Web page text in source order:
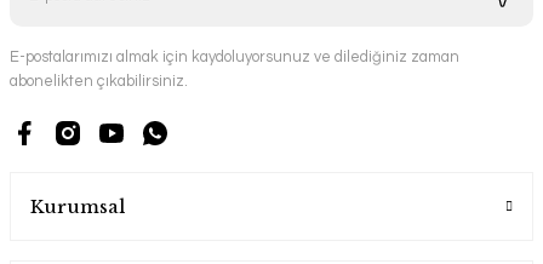
E-postalarımızı almak için kaydoluyorsunuz ve dilediğiniz zaman
abonelikten çıkabilirsiniz.
Kurumsal